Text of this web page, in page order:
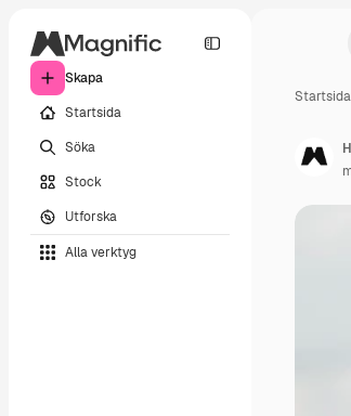
Skapa
Startsida
Söka
Stock
Utforska
Alla verktyg
Startsida